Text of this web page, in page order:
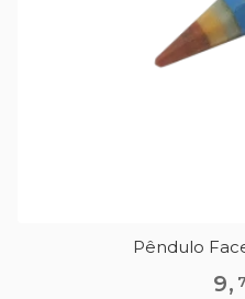
Pêndulo
9,